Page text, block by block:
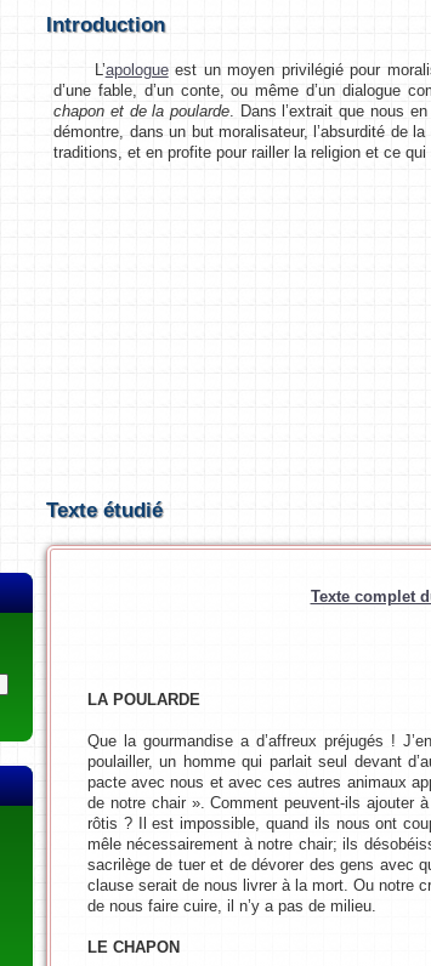
Introduction
L’apologueest un moyen privilégié pour
d’une fable, d’un conte, ou même d’un dialogue
chapon et de la poularde . Dans l’extrait que nous
démontre, dans un but moralisateur, l’absurdité de
traditions, et en profite pour railler la religion et ce qui
Texte étudié
Texte complet
LA POULARDE
Que la gourmandise a d’affreux préjugés !
poulailler, un homme qui parlait seul devant
pacte avec nous et avec ces autres animaux
de notre chair ». Comment peuvent-ils ajouter
rôtis ? Il est impossible, quand ils nous ont
mêle nécessairement à notre chair; ils
sacrilège de tuer et de dévorer des gens avec
clause serait de nous livrer à la mort. Ou notre
de nous faire cuire, il n’y a pas de milieu.
LE CHAPON